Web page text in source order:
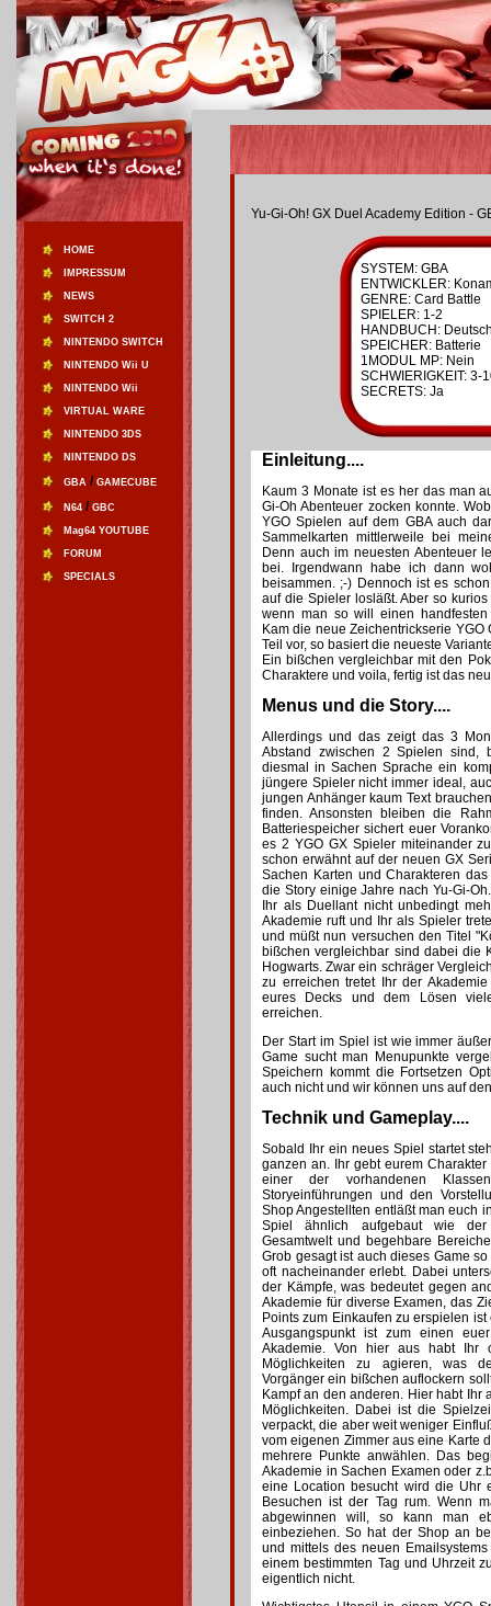
HOME
IMPRESSUM
NEWS
SWITCH 2
NINTENDO SWITCH
NINTENDO Wii U
NINTENDO Wii
VIRTUAL WARE
NINTENDO 3DS
NINTENDO DS
GBA / GAMECUBE
N64 / GBC
Mag64 YOUTUBE
FORUM
SPECIALS
Yu-Gi-Oh! GX Duel Academy Edition -
SYSTEM: GBA
ENTWICKLER:
GENRE: Card Battle
SPIELER: 1-2
HANDBUCH:
SPEICHER: Batterie
1MODUL MP: Nein
SCHWIERIGKEIT: 3-
SECRETS: Ja
Einleitung....
Kaum 3 Monate ist es her das man
Gi-Oh Abenteuer zocken konnte.
YGO Spielen auf dem GBA auch
Sammelkarten mittlerweile bei
Denn auch im neuesten Abenteuer
bei. Irgendwann habe ich dann
beisammen. ;-) Dennoch ist es
auf die Spieler losläßt. Aber so
wenn man so will einen
Kam die neue Zeichentrickserie
Teil vor, so basiert die neueste
Ein bißchen vergleichbar mit den
Charaktere und voila, fertig ist das
Menus und die Story....
Allerdings und das zeigt das 3
Abstand zwischen 2 Spielen sind,
diesmal in Sachen Sprache ein
jüngere Spieler nicht immer ideal,
jungen Anhänger kaum Text
finden. Ansonsten bleiben die
Batteriespeicher sichert euer
es 2 YGO GX Spieler miteinander
schon erwähnt auf der neuen GX
Sachen Karten und Charakteren
die Story einige Jahre nach Yu-Gi-
Ihr als Duellant nicht unbedingt
Akademie ruft und Ihr als Spieler
und müßt nun versuchen den Titel
bißchen vergleichbar sind dabei die
Hogwarts. Zwar ein schräger
zu erreichen tretet Ihr der
eures Decks und dem Lösen
erreichen.
Der Start im Spiel ist wie immer
Game sucht man Menupunkte
Speichern kommt die Fortsetzen
auch nicht und wir können uns auf
Technik und Gameplay....
Sobald Ihr ein neues Spiel startet
ganzen an. Ihr gebt eurem
einer der vorhandenen
Storyeinführungen und den
Shop Angestellten entläßt man euch
Spiel ähnlich aufgebaut wie
Gesamtwelt und begehbare
Grob gesagt ist auch dieses Game
oft nacheinander erlebt. Dabei
der Kämpfe, was bedeutet gegen
Akademie für diverse Examen, das
Points zum Einkaufen zu erspielen
Ausgangspunkt ist zum einen
Akademie. Von hier aus habt Ihr
Möglichkeiten zu agieren, was
Vorgänger ein bißchen auflockern
Kampf an den anderen. Hier habt Ihr
Möglichkeiten. Dabei ist die
verpackt, die aber weit weniger
vom eigenen Zimmer aus eine Karte
mehrere Punkte anwählen. Das
Akademie in Sachen Examen oder
eine Location besucht wird die Uhr
Besuchen ist der Tag rum. Wenn
abgewinnen will, so kann man
einbeziehen. So hat der Shop an
und mittels des neuen
einem bestimmten Tag und Uhrzeit
eigentlich nicht.